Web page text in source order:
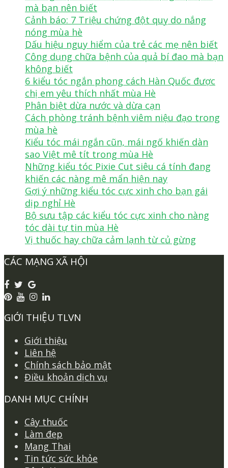
mà bạn nên biết
Cảnh báo: 7 Triệu chứng đột quỵ do nắng
nóng mùa hè
Dấu hiệu nguy hiểm của trẻ các mẹ nên biết
Công dụng chữa bệnh của quả bí đao mà bạn
không biết
6 kiểu tóc ngắn phong cách Hàn Quốc được
chị em yêu thích nhất mùa Hè
Phân biệt dừa nước và dừa cạn
Cách phòng tránh bệnh viêm niệu đạo trong
mùa hè
Kiểu tóc mái ngắn cũn, mái ngố khiến dàn
sao Việt mê tít trong mùa Hè
Những kiểu tóc Pixie Cut siêu cá tính đang
khiến các nàng mê mẩn hiện nay
Gợi ý những kiểu tóc cực xinh cho bạn gái
dịp nghỉ Hè
Bộ sưu tập các kiểu tóc cực xinh cho nàng
tóc dài tự tin mùa Hè
Vị thuốc hay chữa cảm lạnh từ củ gừng
CÁC MẠNG XÃ HỘI
GIỚI THIỆU TLVN
Giới thiệu
Liên hệ
Chính sách bảo mật
Điều khoản dịch vụ
DANH MỤC CHÍNH
Cây thuốc
Làm đẹp
Mang Thai
Tin tức sức khỏe